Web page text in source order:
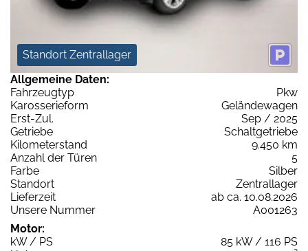
Standort Zentrallager
Allgemeine Daten:
Fahrzeugtyp
Pkw
Karosserieform
Geländewagen
Erst-Zul.
Sep / 2025
Getriebe
Schaltgetriebe
Kilometerstand
9.450 km
Anzahl der Türen
5
Farbe
Silber
Standort
Zentrallager
Lieferzeit
ab ca. 10.08.2026
Unsere Nummer
A001263
Motor:
kW / PS
85 kW / 116 PS